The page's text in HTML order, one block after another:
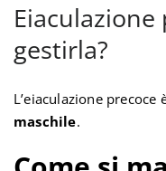
Eiaculazione
gestirla?
L’eiaculazione precoce
maschile.